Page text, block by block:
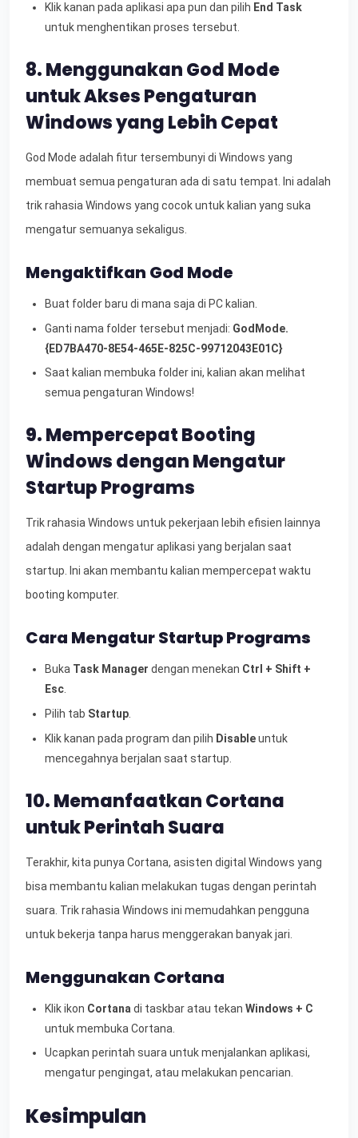
Klik kanan pada aplikasi apa pun dan pilih End Task
untuk menghentikan proses tersebut.
8. Menggunakan God Mode
untuk Akses Pengaturan
Windows yang Lebih Cepat
God Mode adalah fitur tersembunyi di Windows yang
membuat semua pengaturan ada di satu tempat. Ini adalah
trik rahasia Windows yang cocok untuk kalian yang suka
mengatur semuanya sekaligus.
Mengaktifkan God Mode
Buat folder baru di mana saja di PC kalian.
Ganti nama folder tersebut menjadi: GodMode.
{ED7BA470-8E54-465E-825C-99712043E01C}
Saat kalian membuka folder ini, kalian akan melihat
semua pengaturan Windows!
9. Mempercepat Booting
Windows dengan Mengatur
Startup Programs
Trik rahasia Windows untuk pekerjaan lebih efisien lainnya
adalah dengan mengatur aplikasi yang berjalan saat
startup. Ini akan membantu kalian mempercepat waktu
booting komputer.
Cara Mengatur Startup Programs
Buka Task Manager dengan menekan Ctrl + Shift +
Esc.
Pilih tab Startup
Klik kanan pada program dan pilih Disableuntuk
mencegahnya berjalan saat startup.
10. Memanfaatkan Cortana
untuk Perintah Suara
Terakhir, kita punya Cortana, asisten digital Windows yang
bisa membantu kalian melakukan tugas dengan perintah
suara. Trik rahasia Windows ini memudahkan pengguna
untuk bekerja tanpa harus menggerakan banyak jari.
Menggunakan Cortana
Klik ikon Cortana di taskbar atau tekan Windows + C
untuk membuka Cortana.
Ucapkan perintah suara untuk menjalankan aplikasi,
mengatur pengingat, atau melakukan pencarian.
Kesimpulan